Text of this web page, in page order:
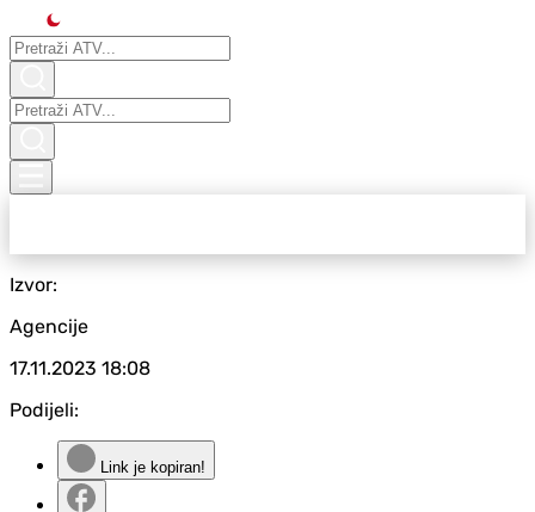
Izvor:
Agencije
17.11.2023 18:08
Podijeli:
Link je kopiran!